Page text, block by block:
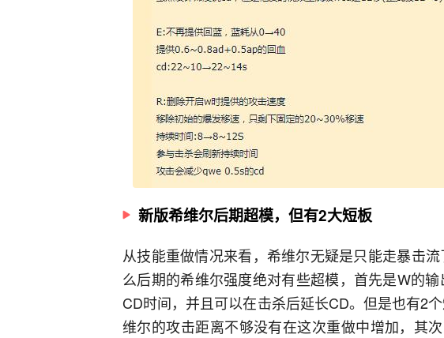
新版希维尔后期超模，但有2大短板
从技能重做情况来看，希维尔无疑是只能走暴击
么后期的希维尔强度绝对有些超模，首先是W的
CD时间，并且可以在击杀后延长CD。但是也有2
维尔的攻击距离不够没有在这次重做中增加，其